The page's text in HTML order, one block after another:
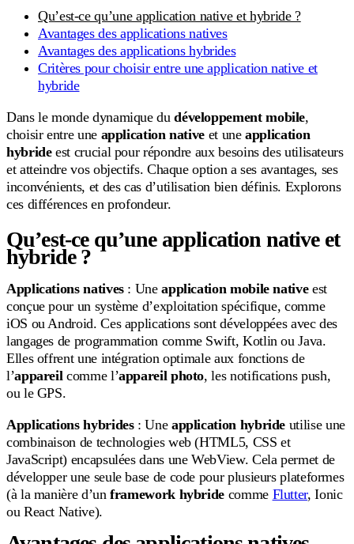
Qu’est-ce qu’une application native et hybride ?
Avantages des applications natives
Avantages des applications hybrides
Critères pour choisir entre une application native et
hybride
Dans le monde dynamique dudéveloppement mobile,
choisir entre une application native et uneapplication
hybrideest crucial pour répondre aux besoins des utilisateurs
et atteindre vos objectifs. Chaque option a ses avantages, ses
inconvénients, et des cas d’utilisation bien définis. Explorons
ces différences en profondeur.
Qu’est-ce qu’une application native et
hybride ?
Applications natives: Uneapplication mobile nativeest
conçue pour un système d’exploitation spécifique, comme
iOS ou Android. Ces applications sont développées avec des
langages de programmation comme Swift, Kotlin ou Java.
Elles offrent une intégration optimale aux fonctions de
l’appareilcomme l’appareil photo, les notifications push,
ou le GPS.
Applications hybrides: Une application hybride utilise une
combinaison de technologies web (HTML5, CSS et
JavaScript) encapsulées dans une WebView. Cela permet de
développer une seule base de code pour plusieurs plateformes
(à la manière d’unframework hybride comme Flutter, Ionic
ou React Native).